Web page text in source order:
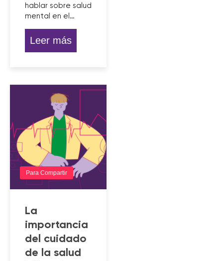
hablar sobre salud
mental en el…
Leer más
Para Compartir
La
importancia
del cuidado
de la salud